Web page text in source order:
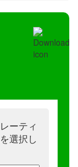
ーティ
選択し